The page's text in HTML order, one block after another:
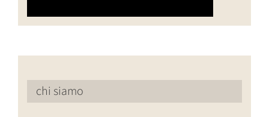
chi siamo